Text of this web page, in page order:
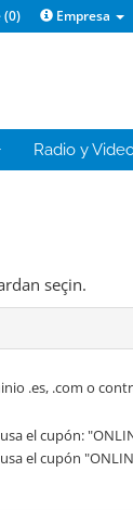
(0) Empresa
Radio y
seçin.
.es, .com o
el cupón:
el cupón